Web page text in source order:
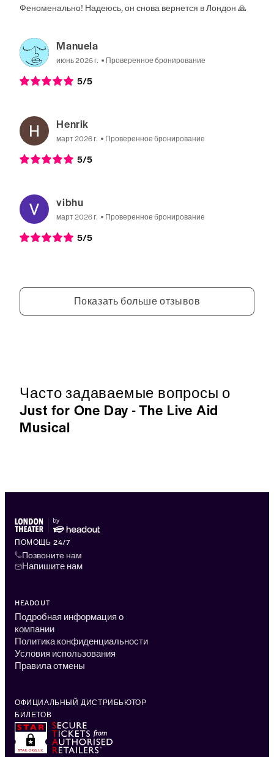
Феноменально! Надеюсь, он снова вернется в Лондон 🙏
Manuela
июнь 2026 г. Проверенное бронирование
5/5
Henrik
март 2026 г. Проверенное бронирование
5/5
vibhu
март 2026 г. Проверенное бронирование
5/5
Показать больше отзывов
Часто задаваемые вопросы о
Just for One Day - The Live Aid
Musical
ПОМОЩЬ 24/7
Позвоните нам
Напишите нам
HEADOUT
Подробная информация о
компании
Политика конфиденциальности
Условия использования
Правила отмены
ОФИЦИАЛЬНЫЙ ДИСТРИБЬЮТОР
БИЛЕТОВ